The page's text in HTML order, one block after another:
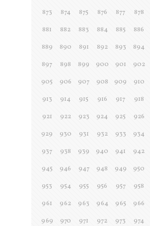
873
874 875 876 877 878
881
882 883 884 885 886
889
890 891 892 893 894
897
898 899 900 901 902
905
906 907 908 909 910
913
914 915 916 917 918
921
922 923 924 925 926
929
930 931 932 933 934
937
938 939 940 941 942
945
946 947 948 949 950
953
954 955 956 957 958
961
962 963 964 965 966
969
970 971 972 973 974